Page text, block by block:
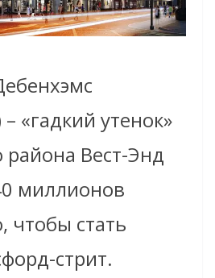
«гадкий утенок»
района Вест-Энд
миллионов
чтобы стать
стрит.